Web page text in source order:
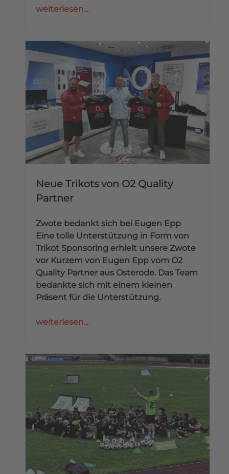
weiterlesen...
Neue Trikots von O2 Quality
Partner
Zwote bedankt sich bei Eugen Epp
Eine tolle Unterstützung in Form von
Trikot Sponsoring erhielt unsere Zwote
vor Kurzem von Eugen Epp vom O2
Quality Partner aus Osterode. Das Team
bedankte sich mit einem kleinen
Präsent für die Unterstützung.
weiterlesen...